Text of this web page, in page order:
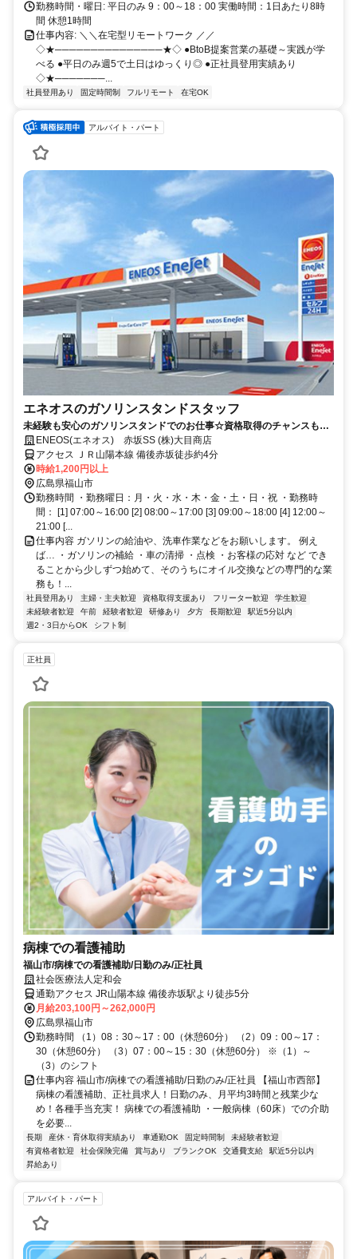
勤務時間・曜日: 平日のみ 9：00～18：00 実働時間：1日あたり8時
間 休憩1時間
仕事内容: ＼＼在宅型リモートワーク ／／
◇★───────────────★◇ ●BtoB提案営業の基礎～実践が学
べる ●平日のみ週5で土日はゆっくり◎ ●正社員登用実績あり
◇★───────...
社員登用あり 固定時間制 フルリモート 在宅OK
アルバイト・パート
エネオスのガソリンスタンドスタッフ
未経験も安心のガソリンスタンドでのお仕事☆資格取得のチャンスもあ
り♪ENEOS(エネオス) 赤坂SS (株)大目商店
アクセス ＪＲ山陽本線 備後赤坂徒歩約4分
時給1,200円以上
広島県福山市
勤務時間 ・勤務曜日：月・火・水・木・金・土・日・祝 ・勤務時
間： [1] 07:00～16:00 [2] 08:00～17:00 [3] 09:00～18:00 [4] 12:00～
21:00 [...
仕事内容 ガソリンの給油や、洗車作業などをお願いします。 例え
ば… ・ガソリンの補給 ・車の清掃 ・点検 ・お客様の応対 など でき
ることから少しずつ始めて、そのうちにオイル交換などの専門的な業
務も！...
社員登用あり 主婦・主夫歓迎 資格取得支援あり フリーター歓迎
学生歓迎
未経験者歓迎
午前 経験者歓迎 研修あり 夕方 長期歓迎
駅近5分以内
週2・3日からOK
シフト制
正社員
病棟での看護補助
福山市/病棟での看護補助/日勤のみ/正社員
社会医療法人定和会
通勤アクセス JR山陽本線 備後赤坂駅より徒歩5分
月給203,100円～262,000円
広島県福山市
勤務時間 （1）08：30～17：00（休憩60分） （2）09：00～17：
30（休憩60分） （3）07：00～15：30（休憩60分） ※（1）～
（3）のシフト
仕事内容 福山市/病棟での看護補助/日勤のみ/正社員 【福山市西部】
病棟の看護補助、正社員求人！日勤のみ、月平均3時間と残業少な
め！各種手当充実！ 病棟での看護補助 ・一般病棟（60床）での介助
を必要...
長期 産休・育休取得実績あり 車通勤OK 固定時間制
未経験者歓迎
有資格者歓迎
社会保険完備 賞与あり ブランクOK 交通費支給
駅近5分以内
昇給あり
アルバイト・パート